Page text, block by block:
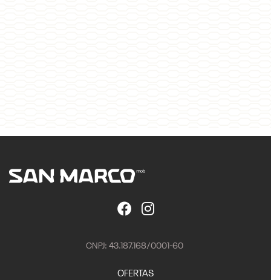
CNPJ: 43.187.168/0001-60
OFERTAS